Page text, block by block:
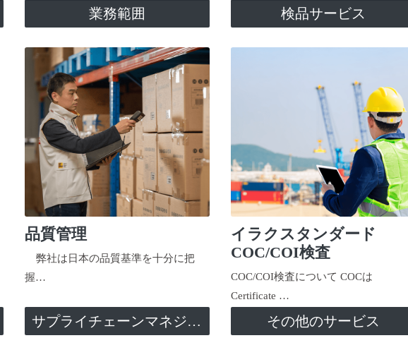
業務範囲 検品サービス
品質管理
弊社は日本の品質基準を十分に把
握…
サプライチェーンマネジメント
イラクスタンダード
COC/COI検査
COC/COI検査について COCは
Certificate …
その他のサービス